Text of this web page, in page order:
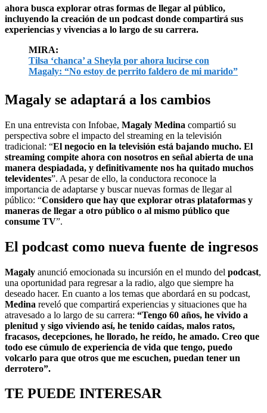
ahora busca explorar otras formas de llegar al público,
incluyendo la creación de un podcast donde compartirá sus
experiencias y vivencias a lo largo de su carrera.
MIRA:
Tilsa ‘chanca’ a Sheyla por ahora lucirse con
Magaly: “No estoy de perrito faldero de mi marido”
Magaly se adaptará a los cambios
En una entrevista con Infobae, Magaly Medina compartió su
perspectiva sobre el impacto del streaming en la televisión
tradicional: “El negocio en la televisión está bajando mucho. El
streaming compite ahora con nosotros en señal abierta de una
manera despiadada, y definitivamente nos ha quitado muchos
televidentes”. A pesar de ello, la conductora reconoce la
importancia de adaptarse y buscar nuevas formas de llegar al
público: “Considero que hay que explorar otras plataformas y
maneras de llegar a otro público o al mismo público que
consume TV”.
El podcast como nueva fuente de ingresos
Magaly anunció emocionada su incursión en el mundo del podcast,
una oportunidad para regresar a la radio, algo que siempre ha
deseado hacer. En cuanto a los temas que abordará en su podcast,
Medina reveló que compartirá experiencias y situaciones que ha
atravesado a lo largo de su carrera: “Tengo 60 años, he vivido a
plenitud y sigo viviendo así, he tenido caídas, malos ratos,
fracasos, decepciones, he llorado, he reído, he amado. Creo que
todo ese cúmulo de experiencia de vida que tengo, puedo
volcarlo para que otros que me escuchen, puedan tener un
derrotero”.
TE PUEDE INTERESAR